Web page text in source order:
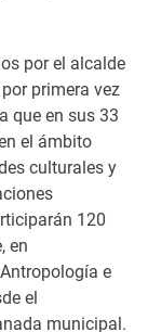
por el alcalde
primera vez
que en sus 33
el ámbito
culturales y
120
en
e
el
municipal.